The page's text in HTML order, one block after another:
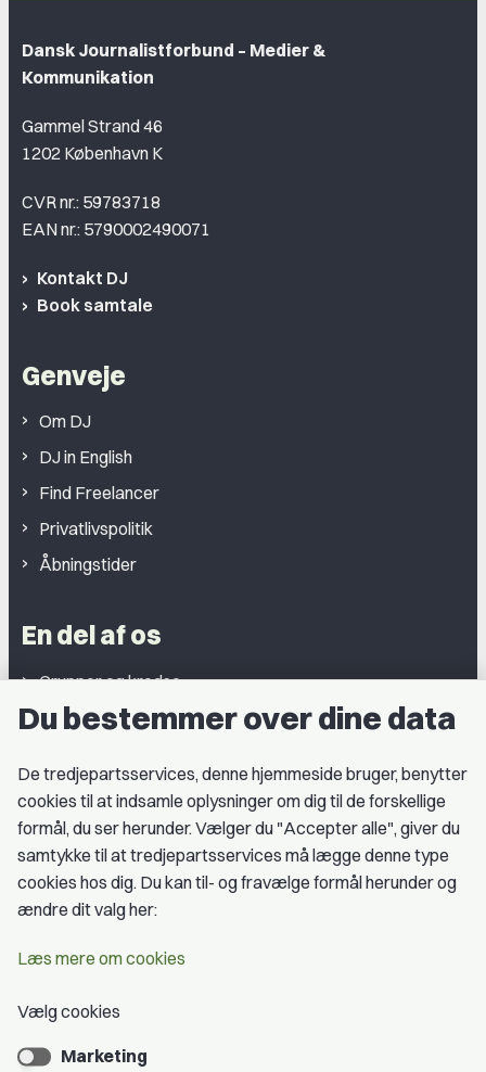
Dansk Journalistforbund – Medier &
Kommunikation
Gammel Strand 46
1202 København K
CVR nr.: 59783718
EAN nr.: 5790002490071
Kontakt DJ
Book samtale
Genveje
Om DJ
DJ in English
Find Freelancer
Privatlivspolitik
Åbningstider
En del af os
Grupper og kredse
Studentergrupper
Medlemskab
Fordele som medlem
Kontingent
Bliv medlem
Du bestemmer over dine data
De tredjepartsservices, denne hjemmeside bruger, benytter
cookies til at indsamle oplysninger om dig til de forskellige
formål, du ser herunder. Vælger du "Accepter alle", giver du
samtykke til at tredjepartsservices må lægge denne type
cookies hos dig. Du kan til- og fravælge formål herunder og
ændre dit valg her:
Læs mere om cookies
Vælg cookies
Marketing